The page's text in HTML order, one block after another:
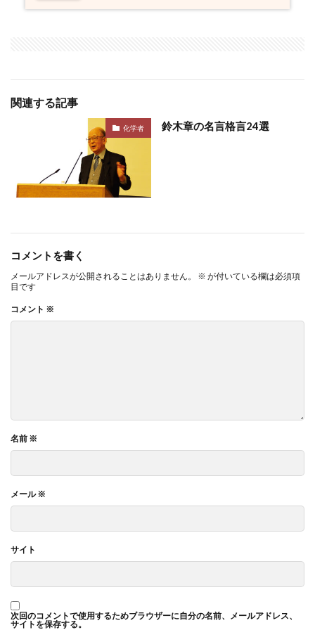
関連する記事
化学者 鈴木章の名言格言24選
コメントを書く
メールアドレスが公開されることはありません。 ※ が付いている欄は必須項
目です
コメント ※
名前 ※
メール※
サイト
次回のコメントで使用するためブラウザーに自分の名前、メールアドレス、
サイトを保存する。